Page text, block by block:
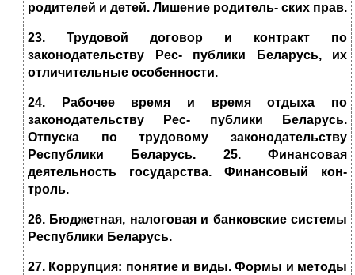
родителей и детей. Лишение родитель- ских прав.
23. Трудовой договор и контракт по
законодательству Рес- публики Беларусь, их
отличительные особенности.
24. Рабочее время и время отдыха по
законодательству Рес- публики Беларусь.
Отпуска по трудовому законодательству
Республики Беларусь. 25. Финансовая
деятельность государства. Финансовый кон-
троль.
26. Бюджетная, налоговая и банковские системы
Республики Беларусь.
27. Коррупция: понятие и виды. Формы и методы